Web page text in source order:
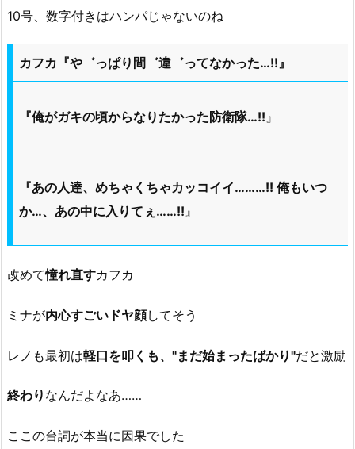
10号、数字付きはハンパじゃないのね
カフカ『や゛っぱり間゛違゛ってなかった…!!』
『俺がガキの頃からなりたかった防衛隊…!! 』
『あの人達、めちゃくちゃカッコイイ………!! 俺もいつ
か…、あの中に入りてぇ……!! 』
改めて憧れ直すカフカ
ミナが内心すごいドヤ顔してそう
レノも最初は軽口を叩くも、"まだ始まったばかり"だと激励
終わり なんだよなあ……
ここの台詞が本当に因果でした